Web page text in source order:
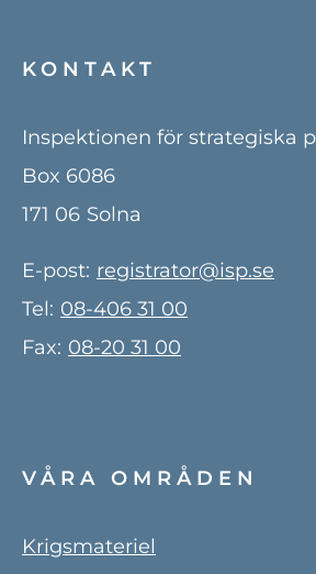
KONTAKT
Inspektionen för strategiska
Box 6086
171 06 Solna
E-post: registrator@isp.se
Tel: 08-406 31 00
Fax: 08-20 31 00
VÅRA OMRÅDEN
Krigsmateriel